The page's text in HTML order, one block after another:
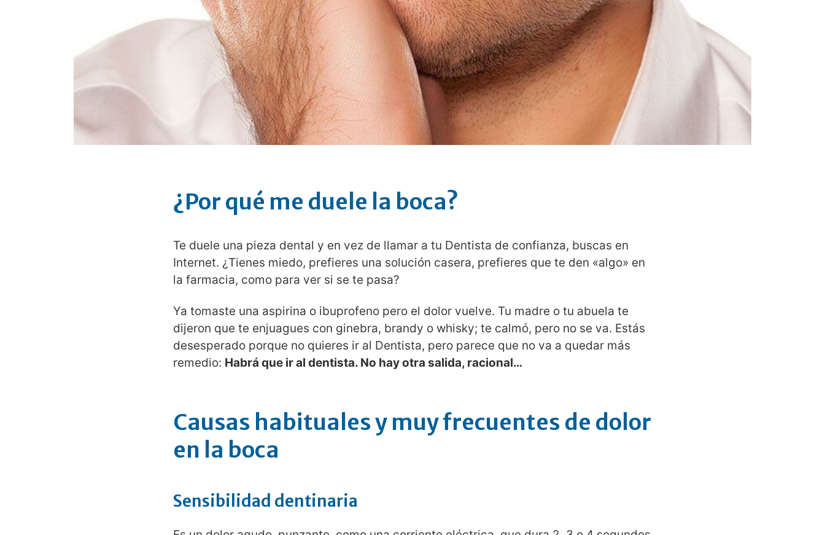
¿Por qué me duele la boca?
Te duele una pieza dental y en vez de llamar a tu Dentista de confianza, buscas en
Internet. ¿Tienes miedo, prefieres una solución casera, prefieres que te den «algo» en
la farmacia, como para ver si se te pasa?
Ya tomaste una aspirina o ibuprofeno pero el dolor vuelve. Tu madre o tu abuela te
dijeron que te enjuagues con ginebra, brandy o whisky; te calmó, pero no se va. Estás
desesperado porque no quieres ir al Dentista, pero parece que no va a quedar más
remedio: Habrá que ir al dentista. No hay otra salida, racional…
Causas habituales y muy frecuentes de dolor
en la boca
Sensibilidad dentinaria